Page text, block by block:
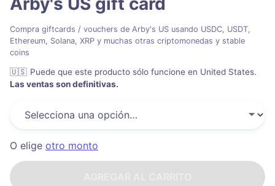
Compra giftcards / vouchers de Arby's US usando USDC, USDT,
Ethereum, Solana, XRP y muchas otras criptomonedas y stable
coins
🇺🇸 Puede que este producto sólo funcione en United States.
Las ventas son definitivas.
O elige otro monto